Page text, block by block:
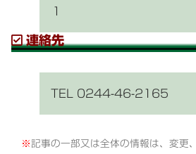
１
連絡先
TEL 0244-46-2165
記事の一部又は全体の情報は、変更